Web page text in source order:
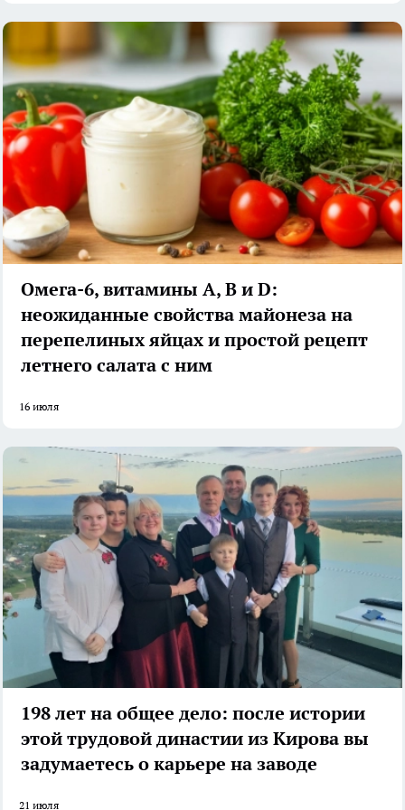
Омега-6, витамины А, В и D:
неожиданные свойства майонеза на
перепелиных яйцах и простой рецепт
летнего салата с ним
16 июля
198 лет на общее дело: после истории
этой трудовой династии из Кирова вы
задумаетесь о карьере на заводе
21 июля